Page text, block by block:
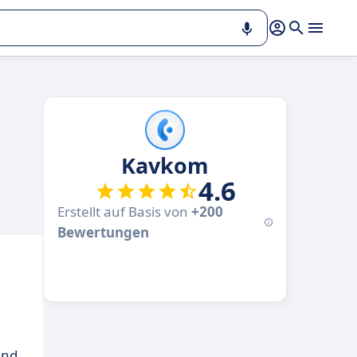
Kavkom
4.6
Erstellt auf Basis von +200
Bewertungen